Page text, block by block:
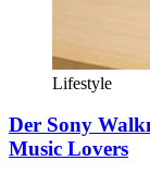
Lifestyle
Der Sony
Music Lovers